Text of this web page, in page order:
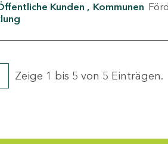
Kunden Kommunen
Zeige 1 bis 5 von 5 Einträgen.